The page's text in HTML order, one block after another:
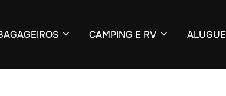
CAMPING E RV ALUGUE